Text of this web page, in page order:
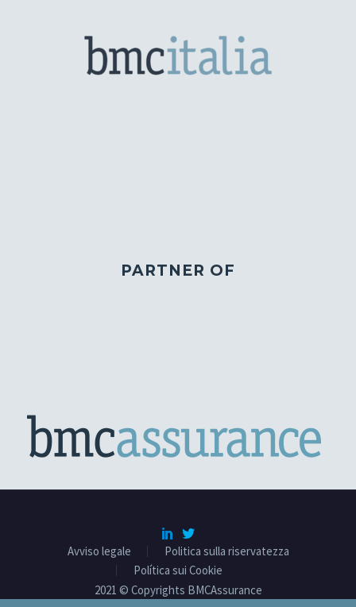
PARTNER OF
Avviso legale
Politica sulla riservatezza
Política sui Cookie
2021 © Copyrights BMCAssurance